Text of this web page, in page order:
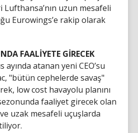
uzun mesafeli
Eurowings’e rakip olarak
FAALİYETE GİRECEK
ayında atanan yeni CEO’su
"bütün cephelerde savaş"
low cost havayolu planını
sezonunda faaliyet girecek olan
uzak mesafeli uçuşlarda